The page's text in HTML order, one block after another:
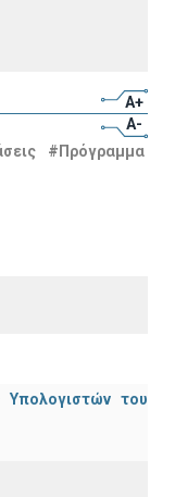
A+
A-
#Πρόγραμμα
Υπολογιστών του